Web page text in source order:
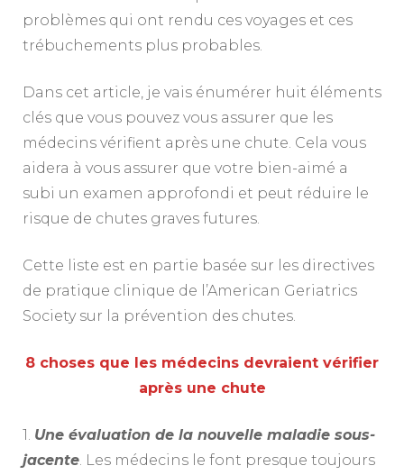
problèmes qui ont rendu ces voyages et ces
trébuchements plus probables.
Dans cet article, je vais énumérer huit éléments
clés que vous pouvez vous assurer que les
médecins vérifient après une chute. Cela vous
aidera à vous assurer que votre bien-aimé a
subi un examen approfondi et peut réduire le
risque de chutes graves futures.
Cette liste est en partie basée sur les directives
de pratique clinique de l’American Geriatrics
Society sur la prévention des chutes.
8 choses que les médecins devraient vérifier
après une chute
1. Une évaluation de la nouvelle maladie sous-
jacente. Les médecins le font presque toujours